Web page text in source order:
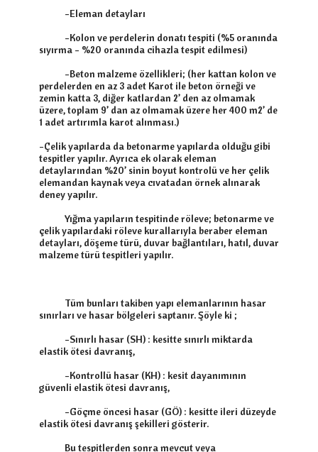
sıyırma - %20 oranında cihazla tespit edilmesi)
perdelerden en az 3 adet Karot ile beton örneği ve
zemin katta 3, diğer katlardan 2’ den az olmamak
üzere, toplam 9’ dan az olmamak üzere her 400 m2’ de
1 adet artırımla karot alınması.)
-Çelik yapılarda da betonarme yapılarda olduğu gibi
tespitler yapılır. Ayrıca ek olarak eleman
detaylarından %20’ sinin boyut kontrolü ve her çelik
elemandan kaynak veya cıvatadan örnek alınarak
deney yapılır.
çelik yapılardaki röleve kurallarıyla beraber eleman
detayları, döşeme türü, duvar bağlantıları, hatıl, duvar
malzeme türü tespitleri yapılır.
sınırları ve hasar bölgeleri saptanır. Şöyle ki ;
elastik ötesi davranış,
güvenli elastik ötesi davranış,
elastik ötesi davranış şekilleri gösterir.